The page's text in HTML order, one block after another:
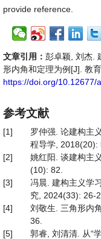
provide reference.
文章引用： 彭卓颖, 刘杰.
形内角和定理为例[J]. 教
https://doi.org/10.12677/
参考文献
[1]
罗仲强. 论建构主
程导学, 2018(20):
[2]
姚红阳. 谈建构主
(10): 82.
[3]
冯晨. 建构主义学
究, 2024(33): 26-
[4]
刘敬生. 三角形内
36.
[5]
郭睿, 刘清清. 从“